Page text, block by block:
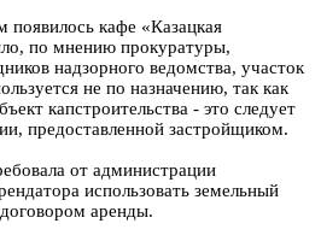
появилось кафе «Казацкая
по мнению прокуратуры,
надзорного ведомства, участок
не по назначению, так как
капстроительства - это следует
предоставленной застройщиком.
от администрации
использовать земельный
аренды.